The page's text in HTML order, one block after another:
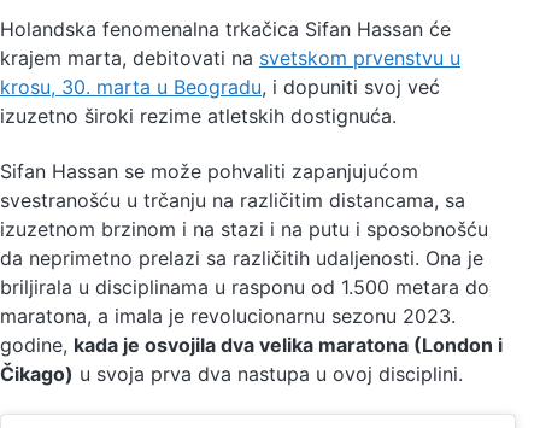
Holandska fenomenalna trkačica Sifan Hassan će
krajem marta, debitovati na svetskom prvenstvu u
krosu, 30. marta u Beogradu, i dopuniti svoj već
izuzetno široki rezime atletskih dostignuća.
Sifan Hassan se može pohvaliti zapanjujućom
svestranošću u trčanju na različitim distancama, sa
izuzetnom brzinom i na stazi i na putu i ​​sposobnošću
da neprimetno prelazi sa različitih udaljenosti. Ona je
briljirala u disciplinama u rasponu od 1.500 metara do
maratona, a imala je revolucionarnu sezonu 2023.
godine, kada je osvojila dva velika maratona (London i
Čikago) u svoja prva dva nastupa u ovoj disciplini.